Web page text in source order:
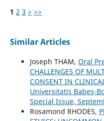
1 2 3 > >>
Similar Articles
Joseph THAM, Oral
CHALLENGES OF
CONSENT IN
Universitatis Babeş-
Special Issue,
Rosamond RHODES,